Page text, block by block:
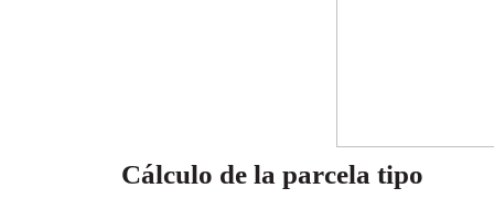
Cálculo de la parcela tipo